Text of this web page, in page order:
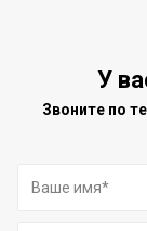
У
Звоните по